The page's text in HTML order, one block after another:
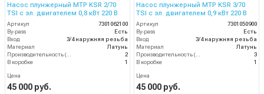
Насос плунжерный MTP KSR 2/70
TSI с эл. двигателем 0,8 кВт 220 В
Артикул
7301062100
By-pass
Есть
Вход
3/4 наружняя резьба
Материал
Латунь
Производительность (л/мин)
2
В коробке
1
Цена
45 000 руб.
Насос плунжерный MTP KSR 3/70
TSI с эл. двигателем 0,9 кВт 220 В
Артикул
7301050900
By-pass
Есть
Вход
3/4 наружняя резьба
Материал
Латунь
Производительность (л/мин)
3
В коробке
1
Цена
45 000 руб.